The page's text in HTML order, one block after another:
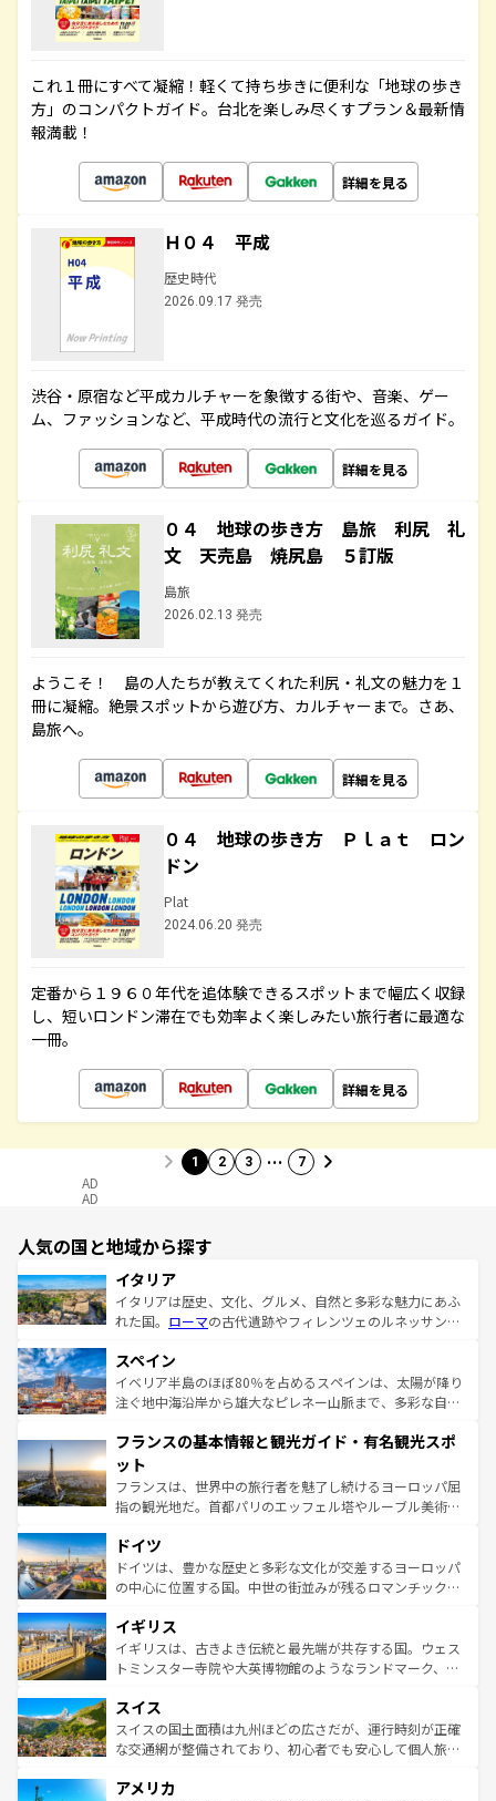
これ１冊にすべて凝縮！軽くて持ち歩きに便利な「地球の歩き
方」のコンパクトガイド。台北を楽しみ尽くすプラン＆最新情
報満載！
詳細を見る
Ｈ０４ 平成
歴史時代
2026.09.17 発売
渋谷・原宿など平成カルチャーを象徴する街や、音楽、ゲー
ム、ファッションなど、平成時代の流行と文化を巡るガイド。
詳細を見る
０４ 地球の歩き方 島旅 利尻 礼
文 天売島 焼尻島 ５訂版
島旅
2026.02.13 発売
ようこそ！ 島の人たちが教えてくれた利尻・礼文の魅力を１
冊に凝縮。絶景スポットから遊び方、カルチャーまで。さあ、
島旅へ。
詳細を見る
０４ 地球の歩き方 Ｐｌａｔ ロン
ドン
Plat
2024.06.20 発売
定番から１９６０年代を追体験できるスポットまで幅広く収録
し、短いロンドン滞在でも効率よく楽しみたい旅行者に最適な
一冊。
詳細を見る
1 2 3 … 7
AD
AD
人気の国と地域から探す
イタリア
イタリアは歴史、文化、グルメ、自然と多彩な魅力にあふ
れた国。 ローマの古代遺跡やフィレンツェのルネッサンス
ろん、トスカーナの美しい田園風景やアマルフィ海岸の絶
景など、自然景観も見逃せない。観光の合間には、本場の
ピザやパスタなど、絶品のイタリア料理を堪能することも
ませてくれるイタリアで、忘れられない旅をしてみよう！
なお、新着のイタリア情報は
しい。
スペイン
イベリア半島のほぼ80％を占めるスペインは、太陽が降り
注ぐ地中海沿岸から雄大なピレネー山脈まで、多彩な自然
文化が根付くこの国では、情熱的なフラメンコ、熱気あふ
れる闘牛、そして美味しいタパスが生活の一部となってい
る。首都マドリードの洗練された雰囲気や、バルセロナの
アートに溢れた街角から、地方では古代ローマ遺跡や中世
せる。地方によって風土や気候が異なるスペインはその個
性で訪れる人を魅了する。 なお、新着のスペイン情報は コ
ンテンツ一覧を参照してほしい。
フランスの基本情報と観光ガイド・有名観光スポ
ット
フランスは、世界中の旅行者を魅了し続けるヨーロッパ屈
指の観光地だ。首都パリのエッフェル塔やルーブル美術館
で、幅広い魅力が詰まっている。華麗な宮殿、歴史的な大
聖堂、美しいビーチ、そして豊かな自然が、訪れる者を心
から魅了する。また、フランスは美食の国としても知ら
いる。シャンパンの発祥地であるランス、プロヴァンスの
香り高いラベンダー畑など、多彩な楽しみ方が可能だ。さ
らに、パリ以外の地域にも魅力が溢れており、どの街角に
れる地方に足を運ぶとそれぞれで全く異なる文化を体験で
きるだろう。 なお、新着のフランス情報はコンテンツ一覧
を参照してほしい。
ドイツ
ドイツは、豊かな歴史と多彩な文化が交差するヨーロッパ
の中心に位置する国。中世の街並みが残るロマンチック街
顔を持つこの国は、どこを歩いても飽きることがない。ベ
ルリンの文化的活気、バイエルン州のアルプスの絶景、そ
してライン川沿いのワイン畑といった風景は必見。ビール
は、お酒好きな人にはぜひ体験してほしい。 なお、新着の
ドイツ情報はコンテンツ一覧を参照してほしい。
イギリス
イギリスは、古きよき伝統と最先端が共存する国。ウェス
トミンスター寺院や大英博物館のようなランドマーク、歴
リアごとに異なる魅力がある。また、優雅なアフタヌーン
ティー、ビール好きにはたまらない英国パブ、サッカー観
戦など、本場だからこそできる体験も豊富。イギリスを旅
ンツ一覧を参照してほしい。
スイス
スイスの国土面積は九州ほどの広さだが、運行時刻が正確
な交通網が整備されており、初心者でも安心して個人旅行
の建物がそのまま残る町や、スイスならではのユニークな
アメリカ